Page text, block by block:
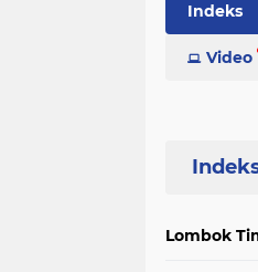
Indeks
Video
Lombok